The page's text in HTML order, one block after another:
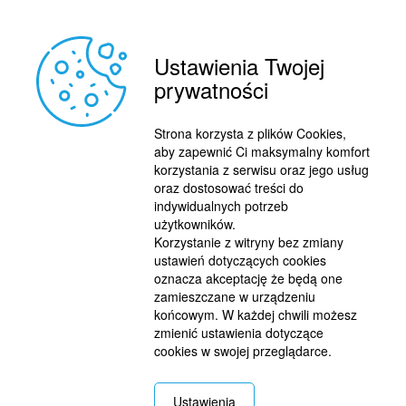
Ustawienia Twojej
prywatności
Strona korzysta z plików Cookies,
aby zapewnić Ci maksymalny komfort
korzystania z serwisu oraz jego usług
oraz dostosować treści do
indywidualnych potrzeb
użytkowników.
Korzystanie z witryny bez zmiany
ustawień dotyczących cookies
oznacza akceptację że będą one
zamieszczane w urządzeniu
końcowym. W każdej chwili możesz
zmienić ustawienia dotyczące
cookies w swojej przeglądarce.
Ustawienia
© 2015 BY : FUTBOL.PL. ALL RIGHTS RESERVED.